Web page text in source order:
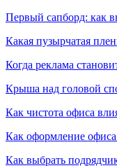
Первый сапборд: как
Какая пузырчатая
Когда реклама
Крыша над головой
Как чистота офиса
Как оформление
Как выбрать